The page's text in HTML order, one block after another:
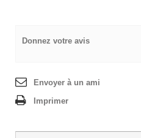
Donnez votre avis
Envoyer à un ami
Imprimer